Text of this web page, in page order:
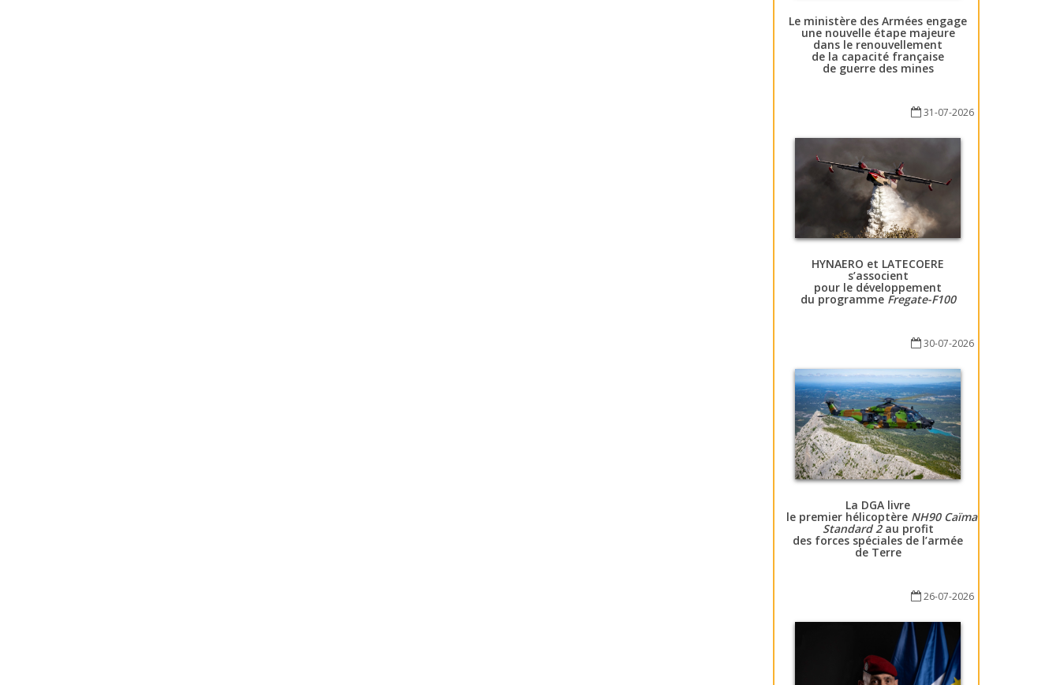
Le ministère des Armées engage
une nouvelle étape majeure
dans le renouvellement
de la capacité française
de guerre des mines
31-07-2026
HYNAERO et LATECOERE
s’associent
pour le développement
du programme Fregate-F100
30-07-2026
La DGA livre
le premier hélicoptère NH90 Caïman
Standard 2au profit
des forces spéciales de l’armée
de Terre
26-07-2026